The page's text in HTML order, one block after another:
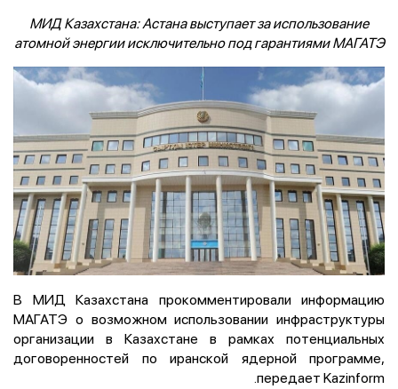
МИД Казахстана: Астана выступает за использование
атомной энергии исключительно под гарантиями МАГАТЭ
В МИД Казахстана прокомментировали информацию
МАГАТЭ о возможном использовании инфраструктуры
организации в Казахстане в рамках потенциальных
договоренностей по иранской ядерной программе,
передает Kazinform.